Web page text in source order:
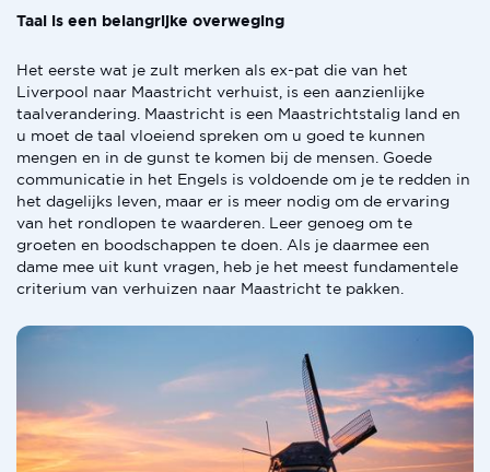
Taal is een belangrijke overweging
Het eerste wat je zult merken als ex-pat die van het
Liverpool naar Maastricht verhuist, is een aanzienlijke
taalverandering. Maastricht is een Maastrichtstalig land en
u moet de taal vloeiend spreken om u goed te kunnen
mengen en in de gunst te komen bij de mensen. Goede
communicatie in het Engels is voldoende om je te redden in
het dagelijks leven, maar er is meer nodig om de ervaring
van het rondlopen te waarderen. Leer genoeg om te
groeten en boodschappen te doen. Als je daarmee een
dame mee uit kunt vragen, heb je het meest fundamentele
criterium van verhuizen naar Maastricht te pakken.